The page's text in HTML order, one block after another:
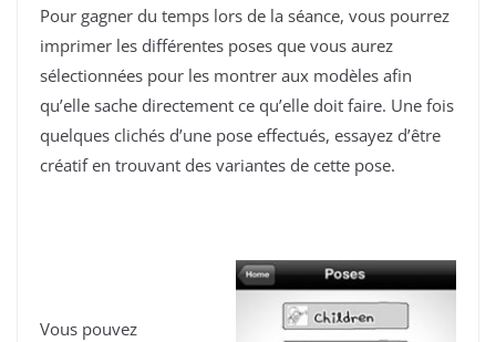
Pour gagner du temps lors de la séance, vous pourrez
imprimer les différentes poses que vous aurez
sélectionnées pour les montrer aux modèles afin
qu’elle sache directement ce qu’elle doit faire. Une fois
quelques clichés d’une pose effectués, essayez d’être
créatif en trouvant des variantes de cette pose.
Vous pouvez